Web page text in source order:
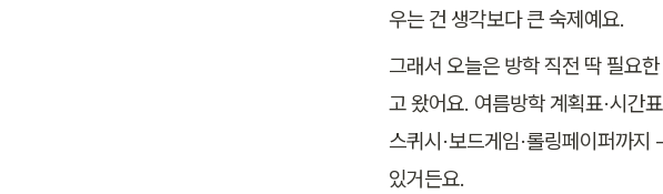
우는 건 생각보다 큰 숙제예요.
그래서 오늘은 방학 직전 딱 필요
고 왔어요. 여름방학 계획표·시간
스퀴시·보드게임·롤링페이퍼까지
있거든요.